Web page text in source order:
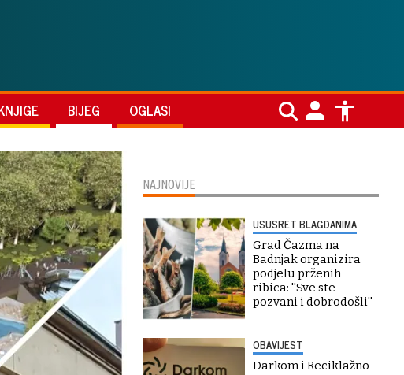
BIJEG OGLASI
NAJNOVIJE
USUSRET BLAGDANIMA
Grad Čazma na
Badnjak organizira
podjelu prženih
ribica: ''Sve ste
pozvani i dobrodošli''
OBAVIJEST
Darkom i Reciklažno